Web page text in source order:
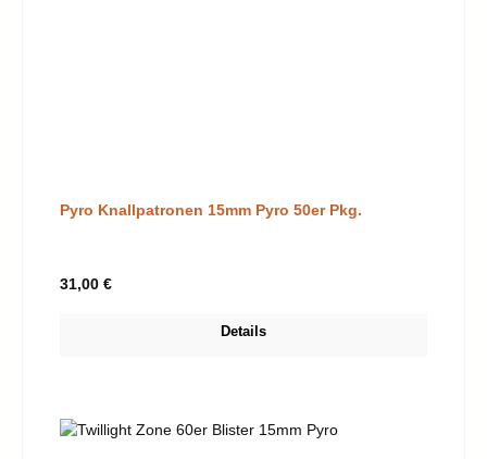
Pyro Knallpatronen 15mm Pyro 50er Pkg.
Regulärer Preis:
31,00 €
Details